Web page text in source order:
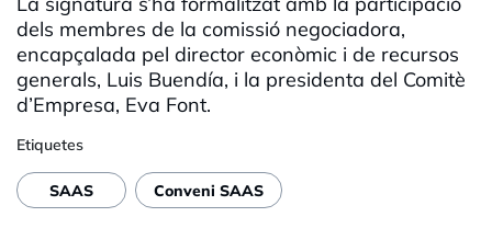
dels membres de la comissió negociadora,
encapçalada pel director econòmic i de recursos
generals, Luis Buendía, i la presidenta del Comitè
d’Empresa, Eva Font.
Etiquetes
SAAS Conveni SAAS